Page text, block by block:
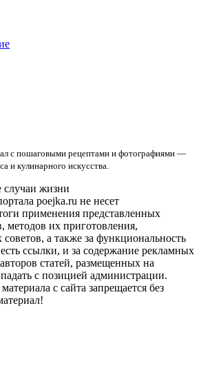
с пошаговыми рецептами и фотографиями —
и кулинарного искусства.
случаи жизни
poejka.ru не несет
применения представленных
методов их приготовления,
а также за функциональность
ссылки, и за содержание рекламных
статей, размещенных на
с позицией администрации.
с сайта запрещается без